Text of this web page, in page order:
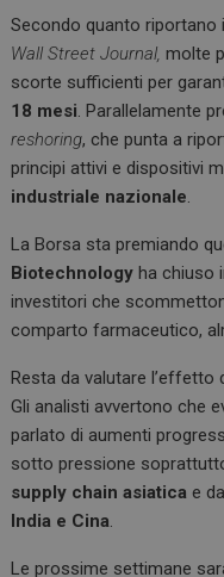
Secondo quanto riportano
Wall Street Journal, molte
scorte sufficienti per
18 mesi. Parallelamente
reshoring, che punta a
principi attivi e dispositivi
industriale nazionale.
La Borsa sta premiando
Biotechnology ha chiuso
investitori che
comparto farmaceutico,
Resta da valutare l’effetto
Gli analisti avvertono che
parlato di aumenti
sotto pressione
supply chain asiatica e
India e Cina.
Le prossime settimane